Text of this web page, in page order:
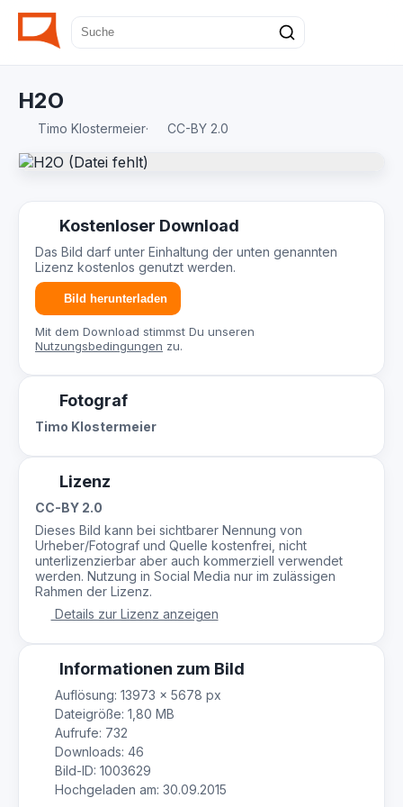
H2O
Timo Klostermeier· CC-BY 2.0
Kostenloser Download
Das Bild darf unter Einhaltung der unten genannten
Lizenz kostenlos genutzt werden.
Bild herunterladen
Mit dem Download stimmst Du unseren
Nutzungsbedingungen zu.
Fotograf
Timo Klostermeier
Lizenz
CC-BY 2.0
Dieses Bild kann bei sichtbarer Nennung von
Urheber/Fotograf und Quelle kostenfrei, nicht
unterlizenzierbar aber auch kommerziell verwendet
werden. Nutzung in Social Media nur im zulässigen
Rahmen der Lizenz.
Details zur Lizenz anzeigen
Informationen zum Bild
Auflösung: 13973 × 5678 px
Dateigröße: 1,80 MB
Aufrufe: 732
Downloads: 46
Bild-ID: 1003629
Hochgeladen am: 30.09.2015